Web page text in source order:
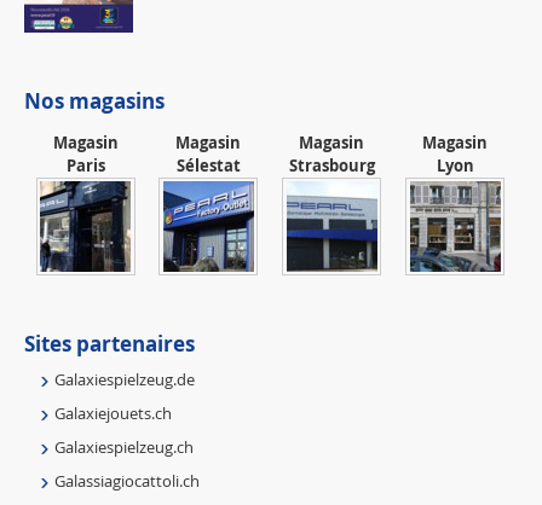
Nos magasins
Magasin
Paris
Magasin
Sélestat
Magasin
Strasbourg
Magasin
Lyon
Sites partenaires
Galaxiespielzeug.de
Galaxiejouets.ch
Galaxiespielzeug.ch
Galassiagiocattoli.ch